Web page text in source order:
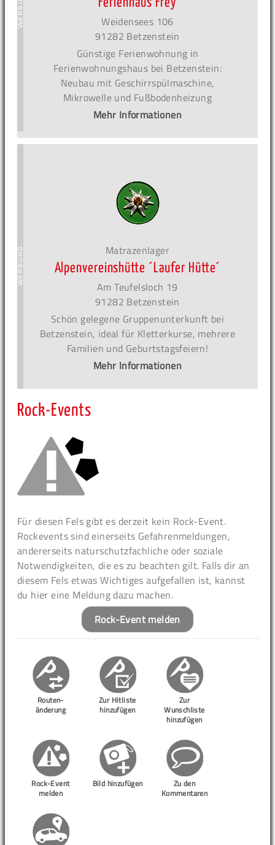
Weidensees 106
91282 Betzenstein
Günstige Ferienwohnung in
Ferienwohnungshaus bei Betzenstein:
Neubau mit Geschirrspülmaschine,
Mikrowelle und Fußbodenheizung
Mehr Informationen
Matrazenlager
Alpenvereinshütte ´Laufer Hütte´
Am Teufelsloch 19
91282 Betzenstein
Schön gelegene Gruppenunterkunft bei
Betzenstein, ideal für Kletterkurse, mehrere
Familien und Geburtstagsfeiern!
Mehr Informationen
Rock-Events
Für diesen Fels gibt es derzeit kein Rock-Event.
Rockevents sind einerseits Gefahrenmeldungen,
andererseits naturschutzfachliche oder soziale
Notwendigkeiten, die es zu beachten gilt. Falls dir an
diesem Fels etwas Wichtiges aufgefallen ist, kannst
du hier eine Meldung dazu machen.
Rock-Event melden
Routen-
änderung
Zur Hitliste
hinzufügen
Zur
Wunschliste
hinzufügen
Rock-Event
melden
Bild hinzufügen
Zu den
Kommentaren